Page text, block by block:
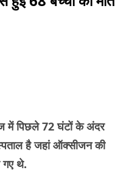
में पिछले 72 घंटों के अंदर
है जहां ऑक्सीजन की
गए थे.